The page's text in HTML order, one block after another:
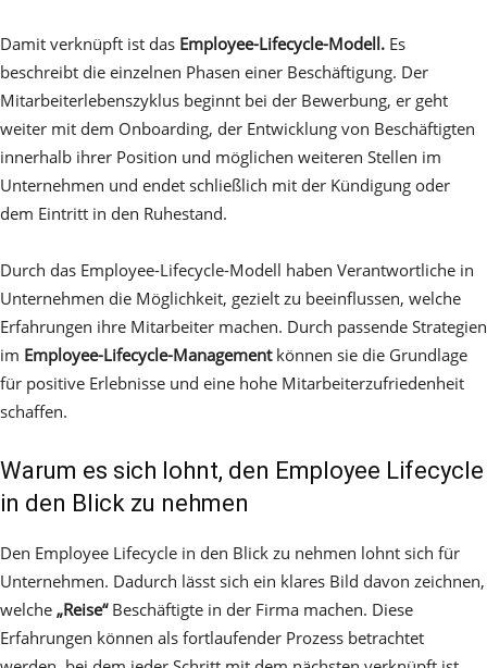
Damit verknüpft ist das Employee-Lifecycle-Modell. Es
beschreibt die einzelnen Phasen einer Beschäftigung. Der
Mitarbeiterlebenszyklus beginnt bei der Bewerbung, er geht
weiter mit dem Onboarding, der Entwicklung von Beschäftigten
innerhalb ihrer Position und möglichen weiteren Stellen im
Unternehmen und endet schließlich mit der Kündigung oder
dem Eintritt in den Ruhestand.
Durch das Employee-Lifecycle-Modell haben Verantwortliche in
Unternehmen die Möglichkeit, gezielt zu beeinflussen, welche
Erfahrungen ihre Mitarbeiter machen. Durch passende Strategien
im Employee-Lifecycle-Managementkönnen sie die Grundlage
für positive Erlebnisse und eine hohe Mitarbeiterzufriedenheit
schaffen.
Warum es sich lohnt, den Employee Lifecycle
in den Blick zu nehmen
Den Employee Lifecycle in den Blick zu nehmen lohnt sich für
Unternehmen. Dadurch lässt sich ein klares Bild davon zeichnen,
welche „Reise“Beschäftigte in der Firma machen. Diese
Erfahrungen können als fortlaufender Prozess betrachtet